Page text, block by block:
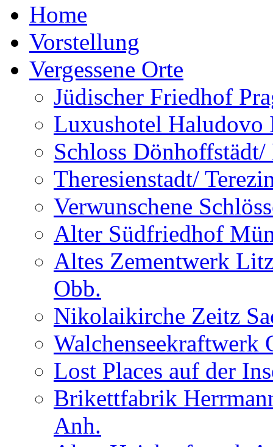
Home
Vorstellung
Vergessene Orte
Jüdischer Friedhof
Luxushotel
Schloss Dönhoffstädt/
Theresienstadt/
Verwunschene
Alter Südfriedhof
Altes Zementwerk
Obb.
Nikolaikirche Zeitz
Walchenseekraftwerk
Lost Places auf der
Brikettfabrik
Anh.